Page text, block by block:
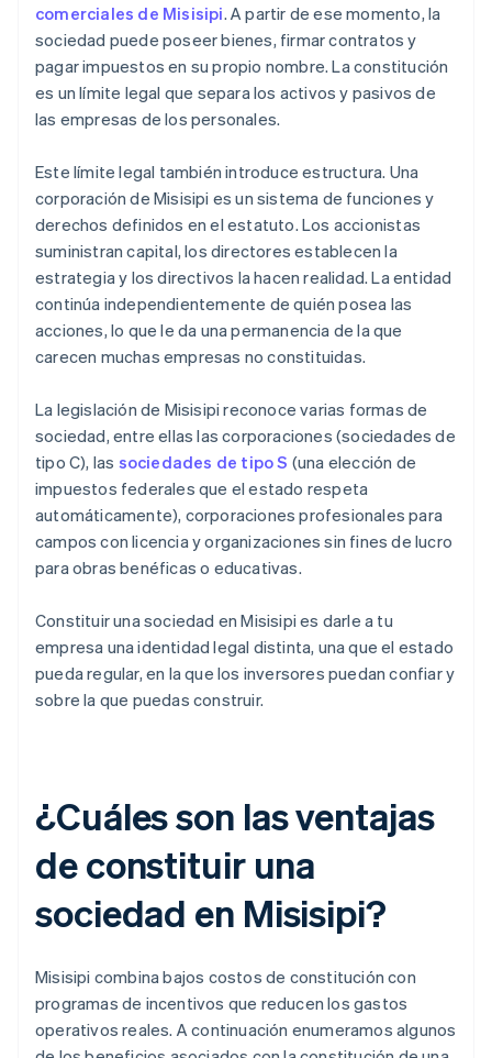
comerciales de Misisipi. A partir de ese momento, la
sociedad puede poseer bienes, firmar contratos y
pagar impuestos en su propio nombre. La constitución
es un límite legal que separa los activos y pasivos de
las empresas de los personales.
Este límite legal también introduce estructura. Una
corporación de Misisipi es un sistema de funciones y
derechos definidos en el estatuto. Los accionistas
suministran capital, los directores establecen la
estrategia y los directivos la hacen realidad. La entidad
continúa independientemente de quién posea las
acciones, lo que le da una permanencia de la que
carecen muchas empresas no constituidas.
La legislación de Misisipi reconoce varias formas de
sociedad, entre ellas las corporaciones (sociedades de
tipo C), las sociedades de tipo S (una elección de
impuestos federales que el estado respeta
automáticamente), corporaciones profesionales para
campos con licencia y organizaciones sin fines de lucro
para obras benéficas o educativas.
Constituir una sociedad en Misisipi es darle a tu
empresa una identidad legal distinta, una que el estado
pueda regular, en la que los inversores puedan confiar y
sobre la que puedas construir.
¿Cuáles son las ventajas
de constituir una
sociedad en Misisipi?
Misisipi combina bajos costos de constitución con
programas de incentivos que reducen los gastos
operativos reales. A continuación enumeramos algunos